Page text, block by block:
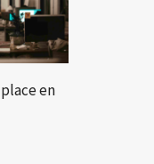
en